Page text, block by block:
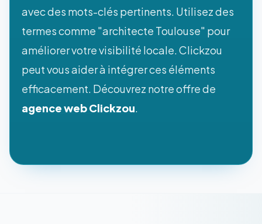
avec des mots-clés pertinents. Utilisez des
termes comme "architecte Toulouse" pour
améliorer votre visibilité locale. Clickzou
peut vous aider à intégrer ces éléments
efficacement. Découvrez notre offre de
agence web Clickzou.